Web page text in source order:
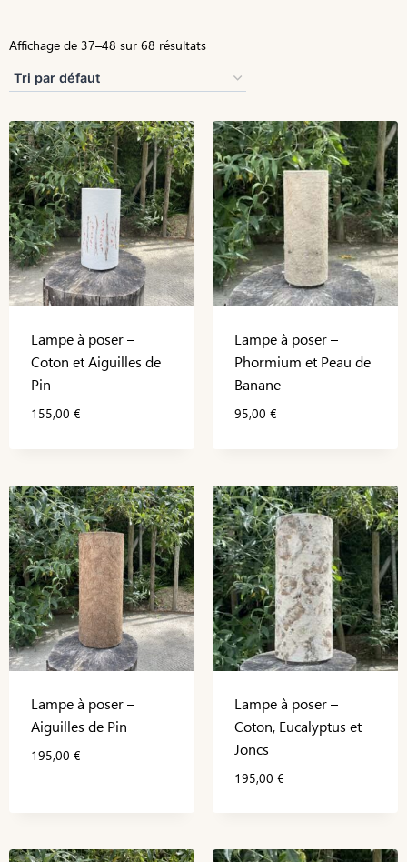
Affichage de 37–48 sur 68 résultats
Lampe à poser –
Coton et Aiguilles de
Pin
155,00 €
Lampe à poser –
Phormium et Peau de
Banane
95,00 €
Lampe à poser –
Aiguilles de Pin
195,00 €
Lampe à poser –
Coton, Eucalyptus et
Joncs
195,00 €